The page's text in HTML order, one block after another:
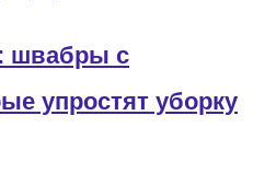
швабры с
упростят уборку